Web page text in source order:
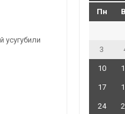
Пн
3
10
17
24